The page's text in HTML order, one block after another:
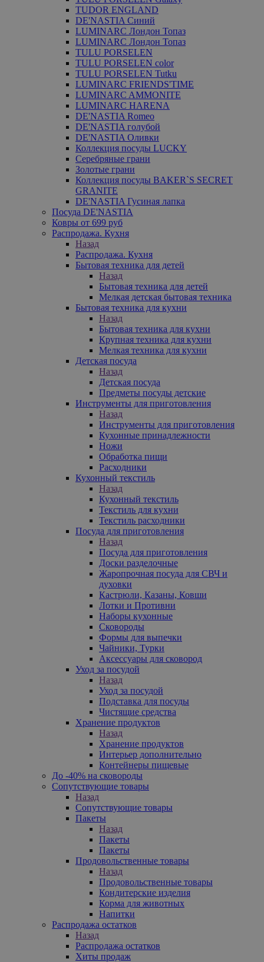
TUDOR ENGLAND
DE'NASTIA Синий
LUMINARC Лондон Топаз
LUMINARC Лондон Топаз
TULU PORSELEN
TULU PORSELEN color
TULU PORSELEN Tutku
LUMINARC FRIENDS'TIME
LUMINARC AMMONITE
LUMINARC HARENA
DE'NASTIA Romeo
DE'NASTIA голубой
DE'NASTIA Оливки
Коллекция посуды LUCKY
Серебряные грани
Золотые грани
Коллекция посуды BAKER`S SECRET
GRANITE
DE'NASTIA Гусиная лапка
Посуда DE'NASTIA
Ковры от 699 руб
Распродажа. Кухня
Назад
Распродажа. Кухня
Бытовая техника для детей
Назад
Бытовая техника для детей
Мелкая детская бытовая техника
Бытовая техника для кухни
Назад
Бытовая техника для кухни
Крупная техника для кухни
Мелкая техника для кухни
Детская посуда
Назад
Детская посуда
Предметы посуды детские
Инструменты для приготовления
Назад
Инструменты для приготовления
Кухонные принадлежности
Ножи
Обработка пищи
Расходники
Кухонный текстиль
Назад
Кухонный текстиль
Текстиль для кухни
Текстиль расходники
Посуда для приготовления
Назад
Посуда для приготовления
Доски разделочные
Жаропрочная посуда для СВЧ и
духовки
Кастрюли, Казаны, Ковши
Лотки и Противни
Наборы кухонные
Сковороды
Формы для выпечки
Чайники, Турки
Аксессуары для сковород
Уход за посудой
Назад
Уход за посудой
Подставка для посуды
Чистящие средства
Хранение продуктов
Назад
Хранение продуктов
Интерьер дополнительно
Контейнеры пищевые
До -40% на сковороды
Сопутствующие товары
Назад
Сопутствующие товары
Пакеты
Назад
Пакеты
Пакеты
Продовольственные товары
Назад
Продовольственные товары
Кондитерские изделия
Корма для животных
Напитки
Распродажа остатков
Назад
Распродажа остатков
Хиты продаж